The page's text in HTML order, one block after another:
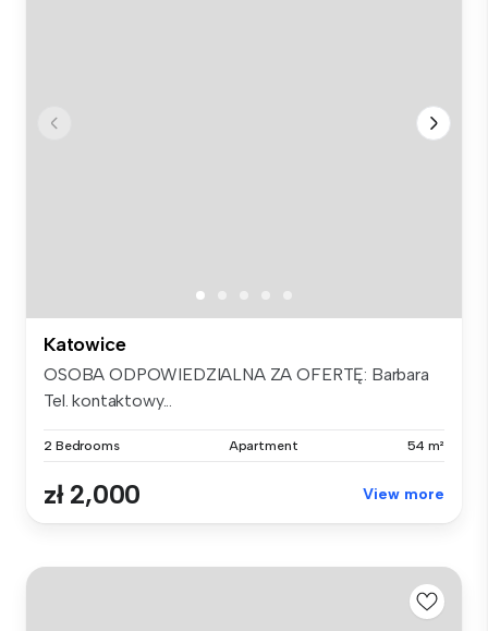
Katowice
OSOBA ODPOWIEDZIALNA ZA OFERTĘ: Barbara
Tel. kontaktowy...
2 Bedrooms Apartment 54 m²
zł 2,000 View more